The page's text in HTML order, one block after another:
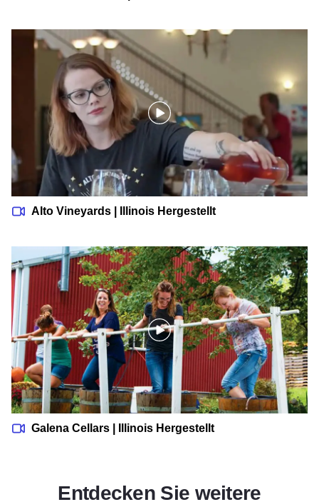
Alto Vineyards | Illinois Hergestellt
Alto Vineyards | Illinois Hergestellt
Galena Cellars | Illinois Hergestellt
Galena Cellars | Illinois Hergestellt
Entdecken Sie weitere